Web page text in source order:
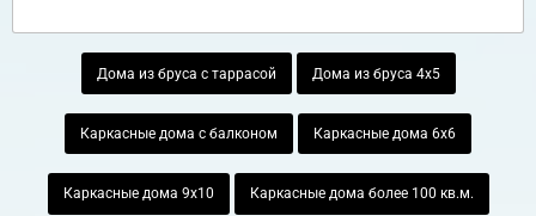
Дома из бруса с таррасой Дома из бруса 4х5
Каркасные дома с балконом Каркасные дома 6х6
Каркасные дома 9х10 Каркасные дома более 100 кв.м.